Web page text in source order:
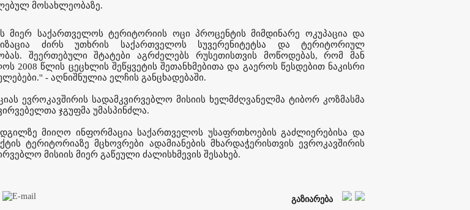
მოსახლეობაზე.
მიერ საქართველოს ტერიტორიის ოცი პროცენტის მიმდინარე ოკუპაცია და
ძირს უთხრის საქართველოს სუვერენიტეტსა და ტერიტორიულ
შეერთებული შტატები აგრძელებს რუსეთისთვის მოწოდებას, რომ მან
2008 წლის ცეცხლის შეწყვეტის შეთანხმებითა და გაეროს წესდებით ნაკისრი
- აღნიშნულია ელჩის განცხადებაში.
ევროკავშირის სადამკვირვებლო მისიის ხელმძღვანელმა ტიბორ კოზმასმა
ჯგუფმა უმასპინძლა.
მიიღო ინფორმაცია საქართველოს უსაფრთხოების გაძლიერებისა და
ტერიტორიაზე მცხოვრები ადამიანების მხარდაჭერისთვის ევროკავშირის
მისიის მიერ გაწეული ძალისხმევის შესახებ.
გაზიარება